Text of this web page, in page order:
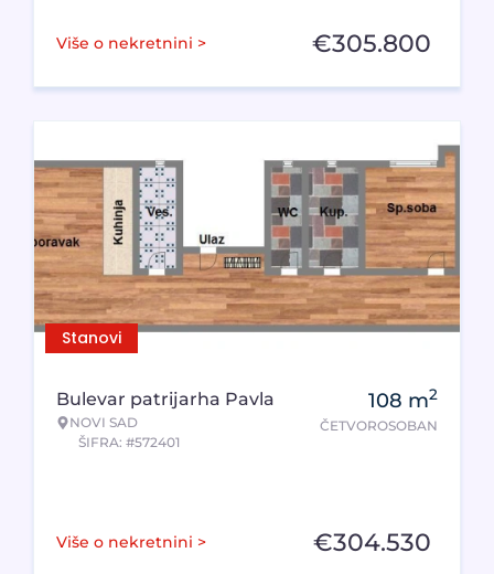
Više o nekretnini > €305.800
Stanovi
Bulevar patrijarha Pavla
NOVI SAD
ŠIFRA: #572401
108 m2
ČETVOROSOBAN
Više o nekretnini > €304.530